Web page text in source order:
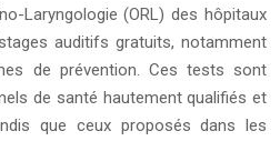
Laryngologie (ORL) des hôpitaux
auditifs gratuits, notamment
de prévention. Ces tests sont
de santé hautement qualifiés et
que ceux proposés dans les